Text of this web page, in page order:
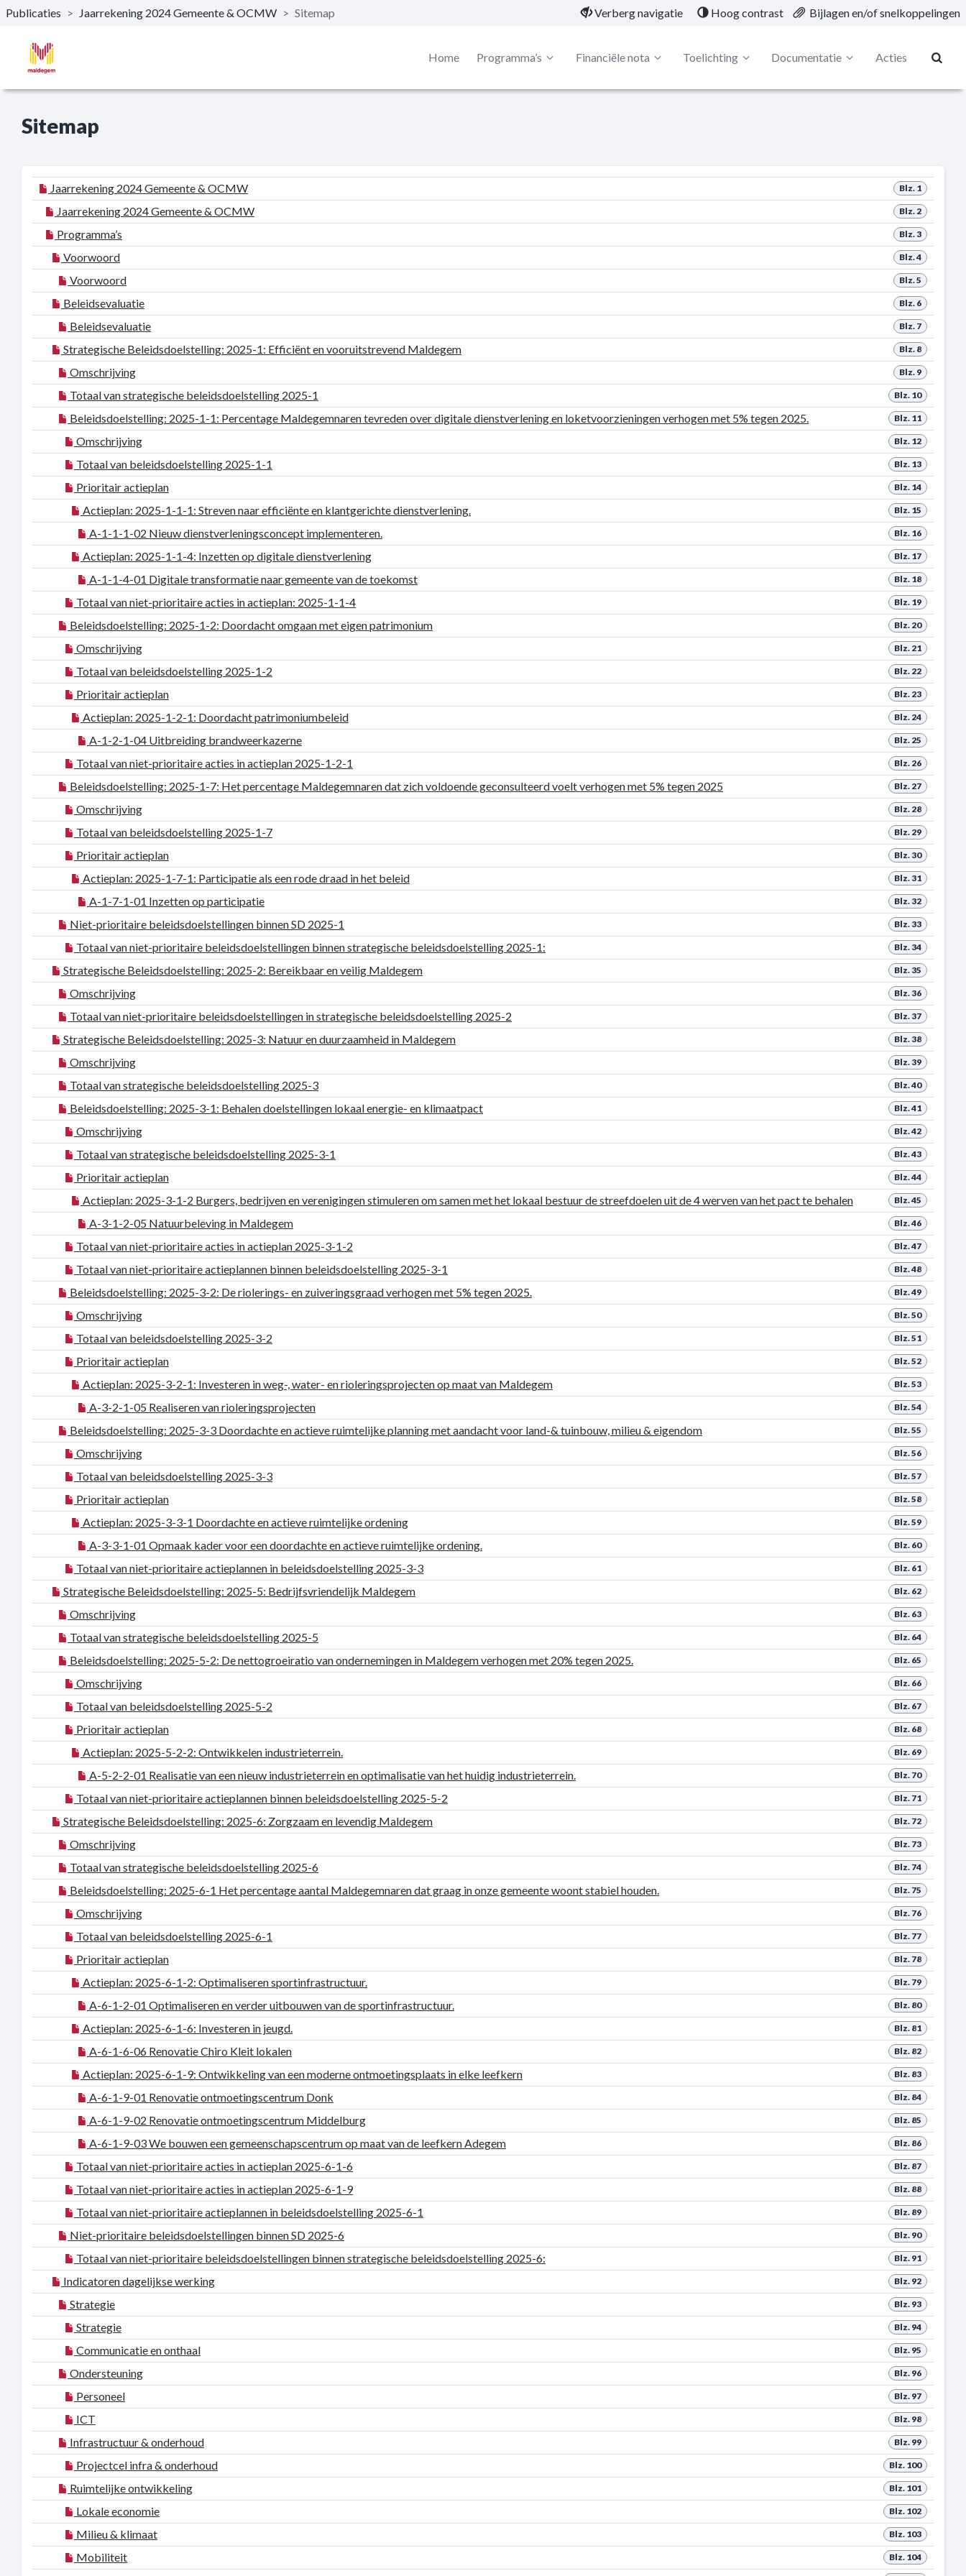
Naar hoofdinhoud
Publicaties > Jaarrekening 2024 Gemeente & OCMW > Sitemap Verberg navigatie Hoog contrast Bijlagen en/of snelkoppelingen
Home Programma’s Financiële nota Toelichting Documentatie Acties
Sitemap
Blz. 1
Jaarrekening 2024 Gemeente & OCMW
Blz. 2
Jaarrekening 2024 Gemeente & OCMW
Blz. 3
Programma’s
Blz. 4
Voorwoord
Blz. 5
Voorwoord
Blz. 6
Beleidsevaluatie
Blz. 7
Beleidsevaluatie
Blz. 8
Strategische Beleidsdoelstelling: 2025-1: Efficiënt en vooruitstrevend Maldegem
Blz. 9
Omschrijving
Blz. 10
Totaal van strategische beleidsdoelstelling 2025-1
Blz. 11
Beleidsdoelstelling: 2025-1-1: Percentage Maldegemnaren tevreden over digitale dienstverlening en loketvoorzieningen verhogen met 5% tegen 2025.
Blz. 12
Omschrijving
Blz. 13
Totaal van beleidsdoelstelling 2025-1-1
Blz. 14
Prioritair actieplan
Blz. 15
Actieplan: 2025-1-1-1: Streven naar efficiënte en klantgerichte dienstverlening.
Blz. 16
A-1-1-1-02 Nieuw dienstverleningsconcept implementeren.
Blz. 17
Actieplan: 2025-1-1-4: Inzetten op digitale dienstverlening
Blz. 18
A-1-1-4-01 Digitale transformatie naar gemeente van de toekomst
Blz. 19
Totaal van niet-prioritaire acties in actieplan: 2025-1-1-4
Blz. 20
Beleidsdoelstelling: 2025-1-2: Doordacht omgaan met eigen patrimonium
Blz. 21
Omschrijving
Blz. 22
Totaal van beleidsdoelstelling 2025-1-2
Blz. 23
Prioritair actieplan
Blz. 24
Actieplan: 2025-1-2-1: Doordacht patrimoniumbeleid
Blz. 25
A-1-2-1-04 Uitbreiding brandweerkazerne
Blz. 26
Totaal van niet-prioritaire acties in actieplan 2025-1-2-1
Blz. 27
Beleidsdoelstelling: 2025-1-7: Het percentage Maldegemnaren dat zich voldoende geconsulteerd voelt verhogen met 5% tegen 2025
Blz. 28
Omschrijving
Blz. 29
Totaal van beleidsdoelstelling 2025-1-7
Blz. 30
Prioritair actieplan
Blz. 31
Actieplan: 2025-1-7-1: Participatie als een rode draad in het beleid
Blz. 32
A-1-7-1-01 Inzetten op participatie
Blz. 33
Niet-prioritaire beleidsdoelstellingen binnen SD 2025-1
Blz. 34
Totaal van niet-prioritaire beleidsdoelstellingen binnen strategische beleidsdoelstelling 2025-1:
Blz. 35
Strategische Beleidsdoelstelling: 2025-2: Bereikbaar en veilig Maldegem
Blz. 36
Omschrijving
Blz. 37
Totaal van niet-prioritaire beleidsdoelstellingen in strategische beleidsdoelstelling 2025-2
Blz. 38
Strategische Beleidsdoelstelling: 2025-3: Natuur en duurzaamheid in Maldegem
Blz. 39
Omschrijving
Blz. 40
Totaal van strategische beleidsdoelstelling 2025-3
Blz. 41
Beleidsdoelstelling: 2025-3-1: Behalen doelstellingen lokaal energie- en klimaatpact
Blz. 42
Omschrijving
Blz. 43
Totaal van strategische beleidsdoelstelling 2025-3-1
Blz. 44
Prioritair actieplan
Blz. 45
Actieplan: 2025-3-1-2 Burgers, bedrijven en verenigingen stimuleren om samen met het lokaal bestuur de streefdoelen uit de 4 werven van het pact te behalen
Blz. 46
A-3-1-2-05 Natuurbeleving in Maldegem
Blz. 47
Totaal van niet-prioritaire acties in actieplan 2025-3-1-2
Blz. 48
Totaal van niet-prioritaire actieplannen binnen beleidsdoelstelling 2025-3-1
Blz. 49
Beleidsdoelstelling: 2025-3-2: De riolerings- en zuiveringsgraad verhogen met 5% tegen 2025.
Blz. 50
Omschrijving
Blz. 51
Totaal van beleidsdoelstelling 2025-3-2
Blz. 52
Prioritair actieplan
Blz. 53
Actieplan: 2025-3-2-1: Investeren in weg-, water- en rioleringsprojecten op maat van Maldegem
Blz. 54
A-3-2-1-05 Realiseren van rioleringsprojecten
Blz. 55
Beleidsdoelstelling: 2025-3-3 Doordachte en actieve ruimtelijke planning met aandacht voor land-& tuinbouw, milieu & eigendom
Blz. 56
Omschrijving
Blz. 57
Totaal van beleidsdoelstelling 2025-3-3
Blz. 58
Prioritair actieplan
Blz. 59
Actieplan: 2025-3-3-1 Doordachte en actieve ruimtelijke ordening
Blz. 60
A-3-3-1-01 Opmaak kader voor een doordachte en actieve ruimtelijke ordening.
Blz. 61
Totaal van niet-prioritaire actieplannen in beleidsdoelstelling 2025-3-3
Blz. 62
Strategische Beleidsdoelstelling: 2025-5: Bedrijfsvriendelijk Maldegem
Blz. 63
Omschrijving
Blz. 64
Totaal van strategische beleidsdoelstelling 2025-5
Blz. 65
Beleidsdoelstelling: 2025-5-2: De nettogroeiratio van ondernemingen in Maldegem verhogen met 20% tegen 2025.
Blz. 66
Omschrijving
Blz. 67
Totaal van beleidsdoelstelling 2025-5-2
Blz. 68
Prioritair actieplan
Blz. 69
Actieplan: 2025-5-2-2: Ontwikkelen industrieterrein.
Blz. 70
A-5-2-2-01 Realisatie van een nieuw industrieterrein en optimalisatie van het huidig industrieterrein.
Blz. 71
Totaal van niet-prioritaire actieplannen binnen beleidsdoelstelling 2025-5-2
Blz. 72
Strategische Beleidsdoelstelling: 2025-6: Zorgzaam en levendig Maldegem
Blz. 73
Omschrijving
Blz. 74
Totaal van strategische beleidsdoelstelling 2025-6
Blz. 75
Beleidsdoelstelling: 2025-6-1 Het percentage aantal Maldegemnaren dat graag in onze gemeente woont stabiel houden.
Blz. 76
Omschrijving
Blz. 77
Totaal van beleidsdoelstelling 2025-6-1
Blz. 78
Prioritair actieplan
Blz. 79
Actieplan: 2025-6-1-2: Optimaliseren sportinfrastructuur.
Blz. 80
A-6-1-2-01 Optimaliseren en verder uitbouwen van de sportinfrastructuur.
Blz. 81
Actieplan: 2025-6-1-6: Investeren in jeugd.
Blz. 82
A-6-1-6-06 Renovatie Chiro Kleit lokalen
Blz. 83
Actieplan: 2025-6-1-9: Ontwikkeling van een moderne ontmoetingsplaats in elke leefkern
Blz. 84
A-6-1-9-01 Renovatie ontmoetingscentrum Donk
Blz. 85
A-6-1-9-02 Renovatie ontmoetingscentrum Middelburg
Blz. 86
A-6-1-9-03 We bouwen een gemeenschapscentrum op maat van de leefkern Adegem
Blz. 87
Totaal van niet-prioritaire acties in actieplan 2025-6-1-6
Blz. 88
Totaal van niet-prioritaire acties in actieplan 2025-6-1-9
Blz. 89
Totaal van niet-prioritaire actieplannen in beleidsdoelstelling 2025-6-1
Blz. 90
Niet-prioritaire beleidsdoelstellingen binnen SD 2025-6
Blz. 91
Totaal van niet-prioritaire beleidsdoelstellingen binnen strategische beleidsdoelstelling 2025-6:
Blz. 92
Indicatoren dagelijkse werking
Blz. 93
Strategie
Blz. 94
Strategie
Blz. 95
Communicatie en onthaal
Blz. 96
Ondersteuning
Blz. 97
Personeel
Blz. 98
ICT
Blz. 99
Infrastructuur & onderhoud
Blz. 100
Projectcel infra & onderhoud
Blz. 101
Ruimtelijke ontwikkeling
Blz. 102
Lokale economie
Blz. 103
Milieu & klimaat
Blz. 104
Mobiliteit